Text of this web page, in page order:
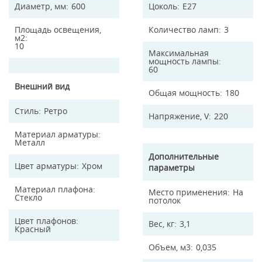
Диаметр, мм 600
Площадь освещения,
м2
10
Внешний вид
Стиль Ретро
Материал арматуры
Металл
Цвет арматуры Хром
Материал плафона
Стекло
Цвет плафонов
Красный
Цоколь E27
Количество ламп 3
Максимальная
мощность лампы
60
Общая мощность 180
Напряжение, V 220
Дополнительные
параметры
Место применения На
потолок
Вес, кг 3,1
Объем, м3 0,035